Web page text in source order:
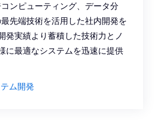
ンピューティング、データ分
先端技術を活用した社内開発を
発実績より蓄積した技術力とノ
に最適なシステムを迅速に提供
ム開発